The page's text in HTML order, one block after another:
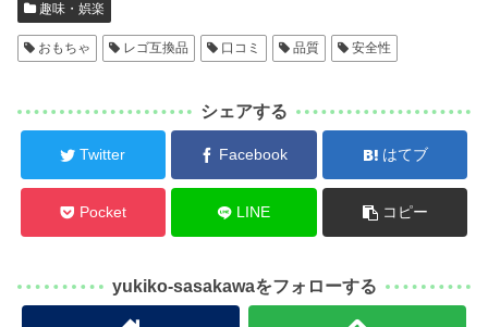
趣味・娯楽
おもちゃ レゴ互換品 口コミ 品質 安全性
シェアする
Twitter Facebook はてブ
Pocket LINE コピー
yukiko-sasakawaをフォローする